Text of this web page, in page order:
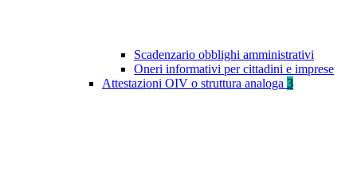
Scadenzario obblighi amministrativi
Oneri informativi per cittadini e imprese
Attestazioni OIV o struttura analoga 3